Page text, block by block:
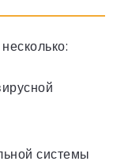
системы